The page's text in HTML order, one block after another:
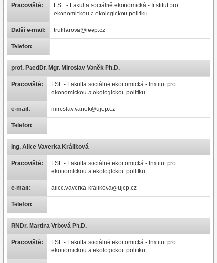
Pracoviště:
FSE - Fakulta sociálně ekonomická - Institut pro
ekonomickou a ekologickou politiku
Další e-mail: truhlarova@ieep.cz
Telefon:
prof. PaedDr. Mgr. Miroslav Vaněk Ph.D.
Pracoviště:
FSE - Fakulta sociálně ekonomická - Institut pro
ekonomickou a ekologickou politiku
e-mail: miroslav.vanek@ujep.cz
Telefon:
Ing. Alice Vaverka Králiková
Pracoviště:
FSE - Fakulta sociálně ekonomická - Institut pro
ekonomickou a ekologickou politiku
e-mail: alice.vaverka-kralikova@ujep.cz
Telefon:
RNDr. Martina Vrbová Ph.D.
Pracoviště:
FSE - Fakulta sociálně ekonomická - Institut pro
ekonomickou a ekologickou politiku